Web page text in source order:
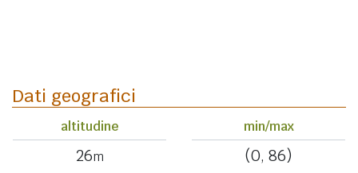
Dati geografici
altitudine
26m
min/max
(0, 86)